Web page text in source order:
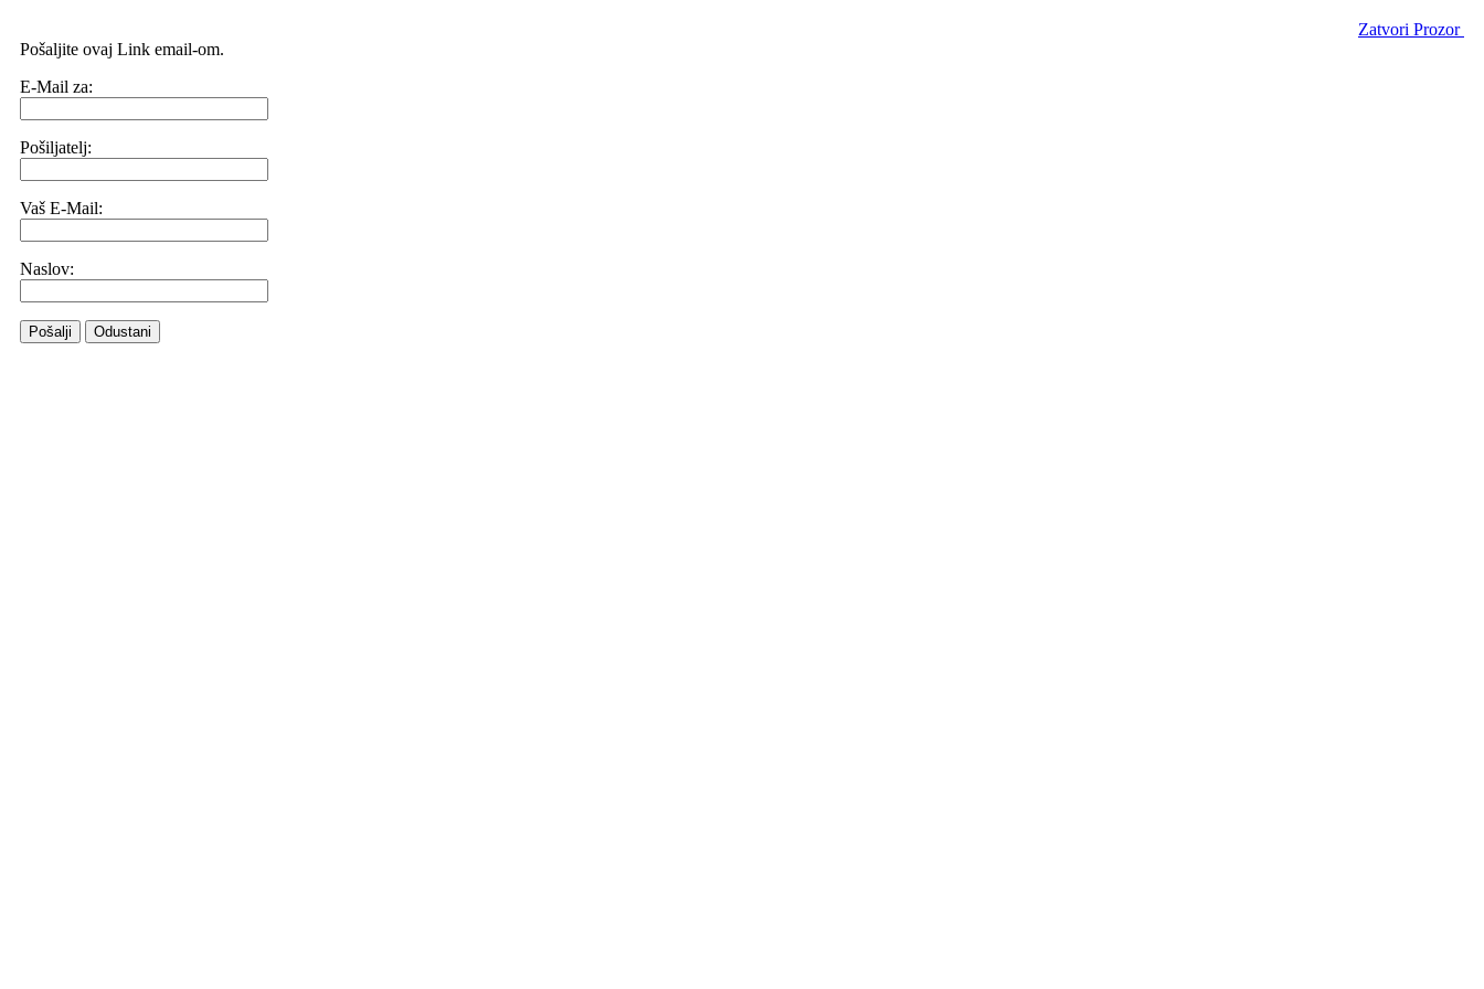
Zatvori Prozor
Pošaljite ovaj Link email-om.
E-Mail za:
Pošiljatelj:
Vaš E-Mail:
Naslov:
Pošalji Odustani